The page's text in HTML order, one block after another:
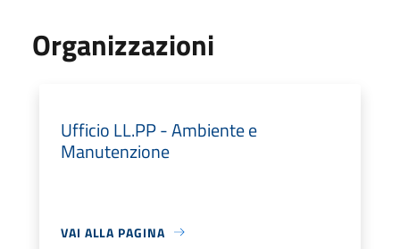
Organizzazioni
Ufficio LL.PP - Ambiente e
Manutenzione
VAI ALLA PAGINA